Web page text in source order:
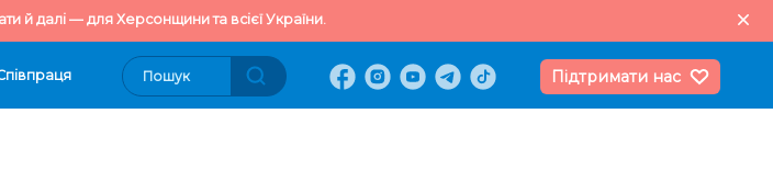
й далі — для Херсонщини та всієї України.
Підтримати нас